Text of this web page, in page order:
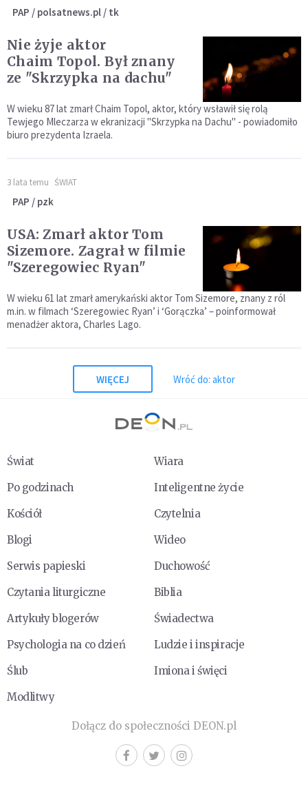
PAP / polsatnews.pl / tk
Nie żyje aktor
Chaim Topol. Był znany
ze "Skrzypka na dachu"
W wieku 87 lat zmarł Chaim Topol, aktor, który wsławił się rolą
Tewjego Mleczarza w ekranizacji "Skrzypka na Dachu" - powiadomiło
biuro prezydenta Izraela.
3 lata temu ŚWIAT
PAP / pzk
USA: Zmarł aktor Tom
Sizemore. Zagrał w filmie
"Szeregowiec Ryan"
W wieku 61 lat zmarł amerykański aktor Tom Sizemore, znany z ról
m.in. w filmach ‘Szeregowiec Ryan’ i ‘Gorączka’ – poinformował
menadżer aktora, Charles Lago.
WIĘCEJ Wróć do: aktor
Świat
Wiara
Po godzinach
Inteligentne życie
Kościół
Czytelnia
Blogi
Wideo
Serwis papieski
Duchowość
Czytania liturgiczne
Biblia
Artykuły blogerów
Świadectwa
Psychologia na co dzień
Ludzie i inspiracje
Ślub
Imiona i święci
Modlitwy
Dołącz do społeczności DEON.pl